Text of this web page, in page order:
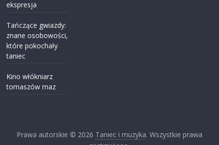
ekspresja
Tańczące gwiazdy:
znane osobowości,
które pokochały
taniec
Kino włókniarz
tomaszów maz
Prawa autorskie © 2026 Taniec i muzyka. Wszystkie prawa